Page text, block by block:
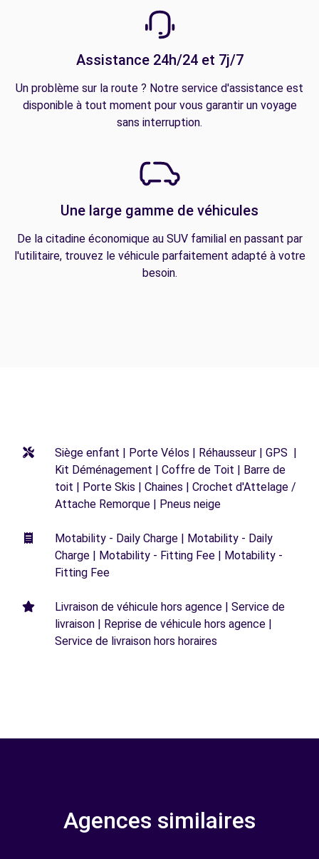
Assistance 24h/24 et 7j/7
Un problème sur la route ? Notre service d'assistance est
disponible à tout moment pour vous garantir un voyage
sans interruption.
Une large gamme de véhicules
De la citadine économique au SUV familial en passant par
l'utilitaire, trouvez le véhicule parfaitement adapté à votre
besoin.
Siège enfant | Porte Vélos | Réhausseur | GPS |
Kit Déménagement | Coffre de Toit | Barre de
toit | Porte Skis | Chaines | Crochet d'Attelage /
Attache Remorque | Pneus neige
Motability - Daily Charge | Motability - Daily
Charge | Motability - Fitting Fee | Motability -
Fitting Fee
Livraison de véhicule hors agence | Service de
livraison | Reprise de véhicule hors agence |
Service de livraison hors horaires
Agences similaires